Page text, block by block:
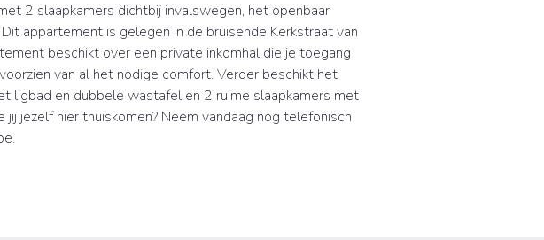
2 slaapkamers dichtbij invalswegen, het openbaar
appartement is gelegen in de bruisende Kerkstraat van
beschikt over een private inkomhal die je toegang
van al het nodige comfort. Verder beschikt het
ligbad en dubbele wastafel en 2 ruime slaapkamers met
jezelf hier thuiskomen? Neem vandaag nog telefonisch